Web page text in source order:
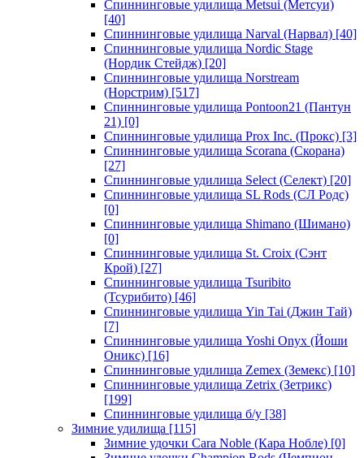
Спиннинговые удилища Metsui (Метсуи)
[40]
Спиннинговые удилища Narval (Нарвал) [40]
Спиннинговые удилища Nordic Stage
(Нордик Стейдж) [20]
Спиннинговые удилища Norstream
(Норстрим) [517]
Спиннинговые удилища Pontoon21 (Пантун
21) [0]
Спиннинговые удилища Prox Inc. (Прокс) [3]
Спиннинговые удилища Scorana (Скорана)
[27]
Спиннинговые удилища Select (Селект) [20]
Спиннинговые удилища SL Rods (СЛ Родс)
[0]
Спиннинговые удилища Shimano (Шимано)
[0]
Спиннинговые удилища St. Croix (Сэнт
Крой) [27]
Спиннинговые удилища Tsuribito
(Тсурибито) [46]
Спиннинговые удилища Yin Tai (Джин Тай)
[7]
Спиннинговые удилища Yoshi Onyx (Йоши
Оникс) [16]
Спиннинговые удилища Zemex (Земекс) [10]
Спиннинговые удилища Zetrix (Зетрикс)
[199]
Спиннинговые удилища б/у [38]
Зимние удилища [115]
Зимние удочки Cara Noble (Кара Нобле) [0]